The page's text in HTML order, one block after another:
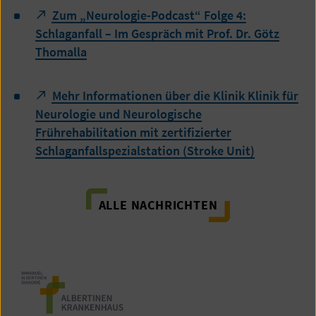
Zum „Neurologie-Podcast“ Folge 4:
Schlaganfall – Im Gespräch mit Prof. Dr. Götz
Thomalla
Mehr Informationen über die Klinik Klinik für
Neurologie und Neurologische
Frührehabilitation mit zertifizierter
Schlaganfallspezialstation (Stroke Unit)
ALLE NACHRICHTEN